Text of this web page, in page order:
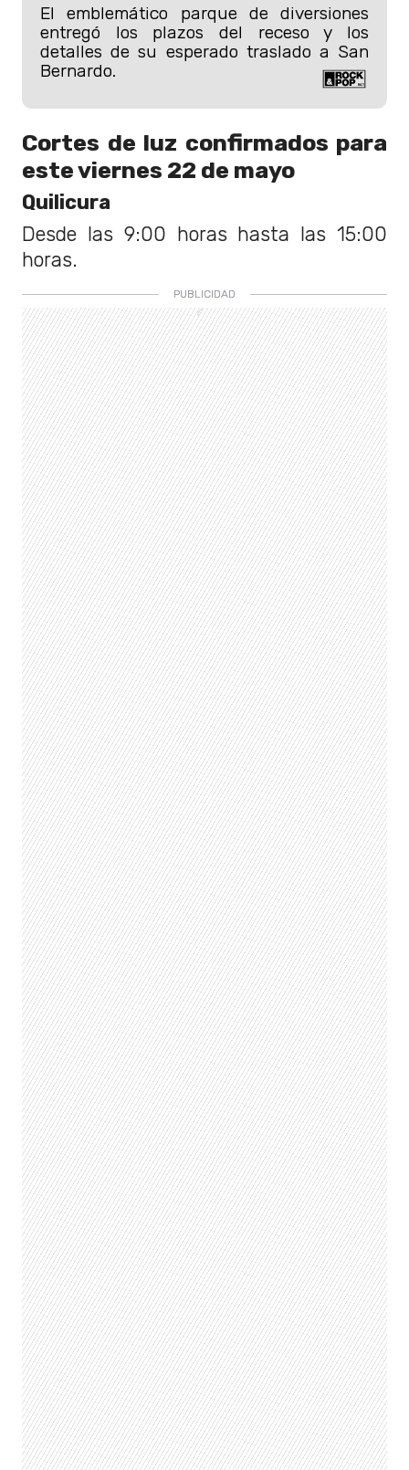
El emblemático parque de diversiones
entregó los plazos del receso y los
detalles de su esperado traslado a San
Bernardo.
Cortes de luz confirmados para
este viernes 22 de mayo
Quilicura
Desde las 9:00 horas hasta las 15:00
horas.